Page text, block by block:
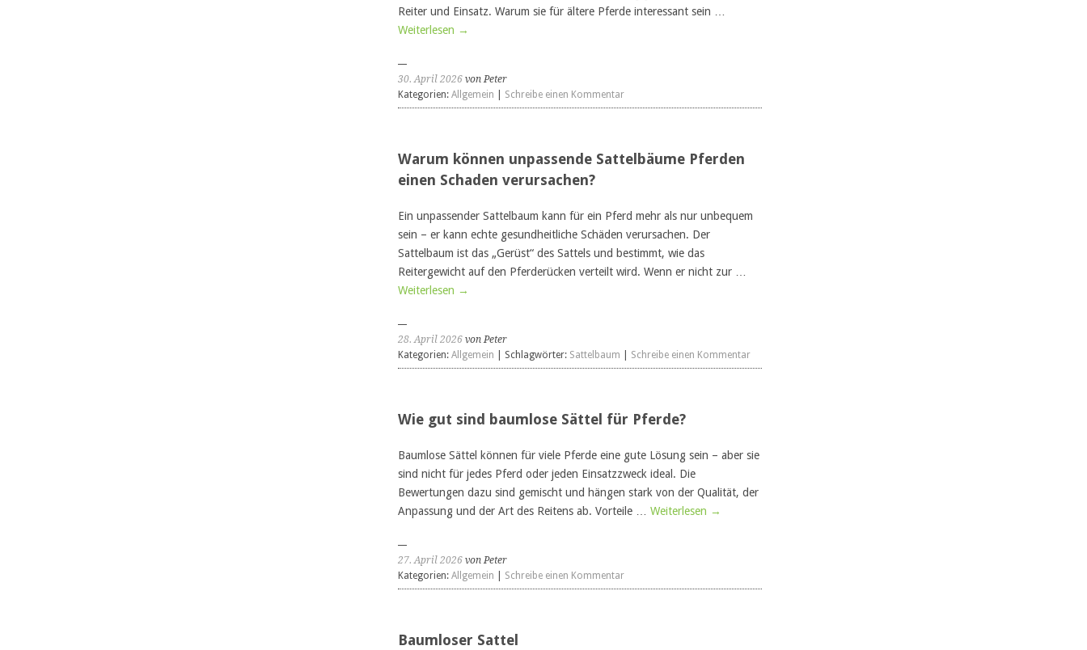
Reiter und Einsatz. Warum sie für ältere Pferde interessant sein …
Weiterlesen →
30. April 2026 von Peter
Kategorien: Allgemein Schreibe einen Kommentar
Warum können unpassende Sattelbäume Pferden
einen Schaden verursachen?
Ein unpassender Sattelbaum kann für ein Pferd mehr als nur unbequem
sein – er kann echte gesundheitliche Schäden verursachen. Der
Sattelbaum ist das „Gerüst“ des Sattels und bestimmt, wie das
Reitergewicht auf den Pferderücken verteilt wird. Wenn er nicht zur …
Weiterlesen →
28. April 2026 von Peter
Kategorien: Allgemein | Schlagwörter: Sattelbaum Schreibe einen Kommentar
Wie gut sind baumlose Sättel für Pferde?
Baumlose Sättel können für viele Pferde eine gute Lösung sein – aber sie
sind nicht für jedes Pferd oder jeden Einsatzzweck ideal. Die
Bewertungen dazu sind gemischt und hängen stark von der Qualität, der
Anpassung und der Art des Reitens ab. Vorteile … Weiterlesen →
27. April 2026 von Peter
Kategorien: Allgemein Schreibe einen Kommentar
Baumloser Sattel